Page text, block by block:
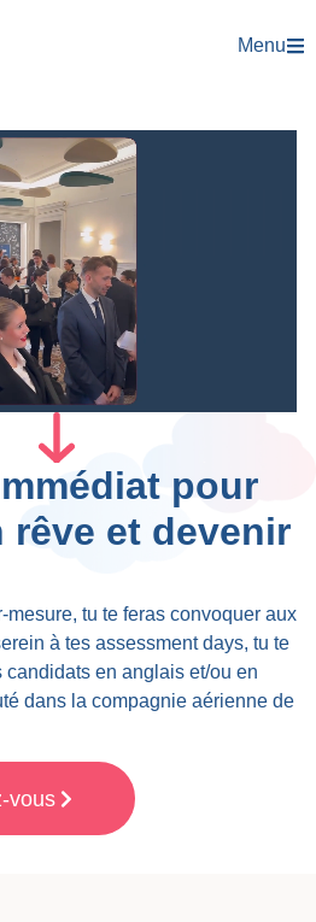
Menu
pour
rêve et devenir
mesure, tu te feras convoquer aux
à tes assessment days, tu te
en anglais et/ou en
dans la compagnie aérienne de
vous